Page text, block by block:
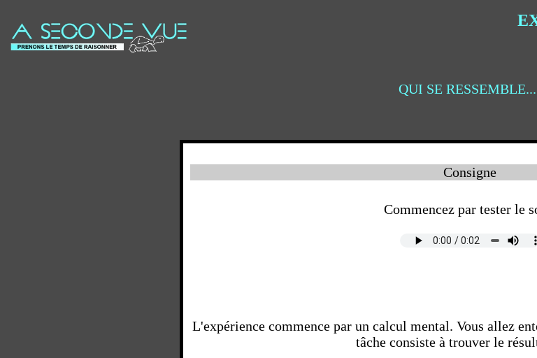
QUI SE RESSEMBLE...
Consigne
Commencez par tester le
L'expérience commence par un calcul mental. Vous allez
tâche consiste à trouver le